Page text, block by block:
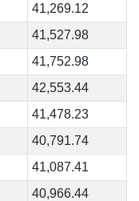
41,269.12
41,527.98
41,752.98
42,553.44
41,478.23
40,791.74
41,087.41
40,966.44